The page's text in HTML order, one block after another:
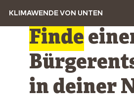
KLIMAWENDE VON UNTEN
Finde
in deiner